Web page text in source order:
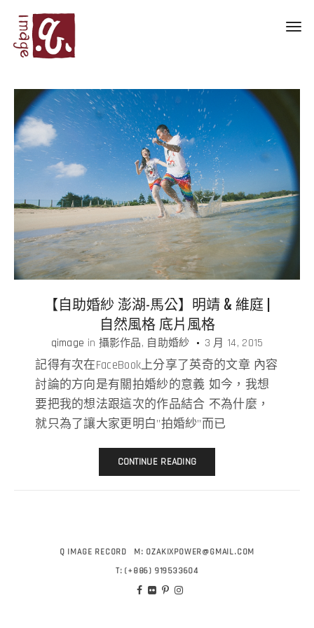
【自助婚紗 澎湖-馬公】明靖 & 維庭 |
自然風格 底片風格
qimage in 攝影作品 自助婚紗 3 月 14, 2015
記得有次在FaceBook上分享了英奇的文章 內容
討論的方向是有關拍婚紗的意義 如今，我想
要把我的想法跟這次的作品結合 不為什麼，
就只為了讓大家更明白”拍婚紗”而已
CONTINUE READING
Q IMAGE RECORD M: OZAKIXPOWER@GMAIL.COM
T:(+886) 919533604